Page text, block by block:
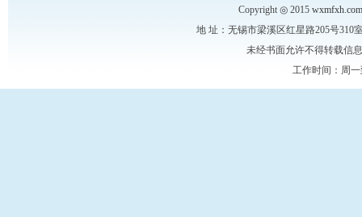
Copyright ◎ 2015 wxmfxh.com
地 址：无锡市梁溪区红星路205号310
未经书面允许不得转载信
工作时间：周一